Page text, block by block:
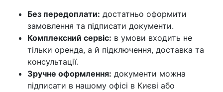
Без передоплати: достатньо оформити
замовлення та підписати документи.
Комплексний сервіс: в умови входить не
тільки оренда, а й підключення, доставка та
консультації.
Зручне оформлення: документи можна
підписати в нашому офісі в Києві або